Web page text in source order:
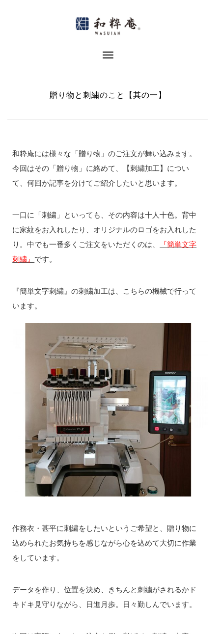
Toggle Navigation
贈り物と刺繍のこと【其の一】
和粋庵には様々な「贈り物」のご注文が舞い込みます。
今回はその「贈り物」に絡めて、【刺繍加工】につい
て、何回か記事を分けてご紹介したいと思います。
一口に「刺繍」といっても、その内容は十人十色。背中
に家紋をお入れしたり、オリジナルのロゴをお入れした
り。中でも一番多くご注文をいただくのは、
『簡単文字
刺繍』 です。
『簡単文字刺繍』の刺繍加工は、こちらの機械で行って
います。
作務衣・甚平に刺繍をしたいというご希望と、贈り物に
込められたお気持ちを感じながら心を込めて大切に作業
をしています。
データを作り、位置を決め、きちんと刺繍がされるかド
キドキ見守りながら、日進月歩。日々勤しんでいます。